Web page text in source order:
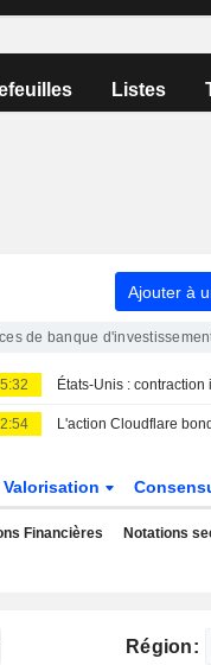
Listes
Ajouter à
de banque
Valorisation
Financières Notations
Région: